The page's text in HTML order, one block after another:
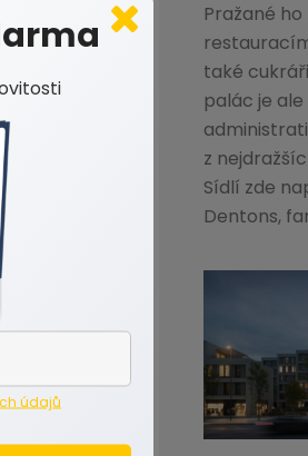
Pražané
také
palác je
z
Sídlí zde
Dentons,
údajů